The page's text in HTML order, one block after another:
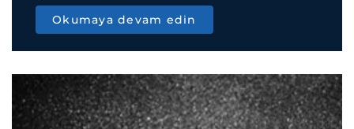
Okumaya devam edin